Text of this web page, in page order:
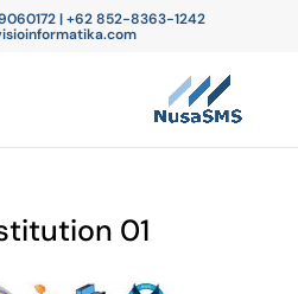
| +62 852-8363-1242
01